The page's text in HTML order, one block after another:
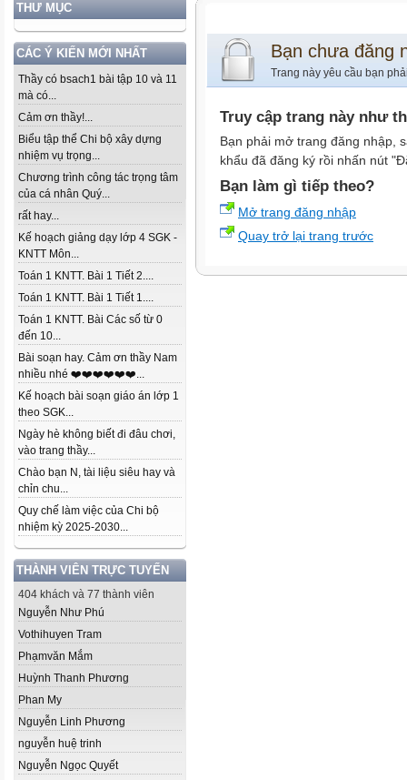
THƯ MỤC
CÁC Ý KIẾN MỚI NHẤT
Thầy có bsach1 bài tập 10 và 11
mà có...
Cảm ơn thầy!...
Biểu tập thể Chi bộ xây dựng
nhiệm vụ trọng...
Chương trình công tác trọng tâm
của cá nhân Quý...
rất hay...
Kế hoạch giảng dạy lớp 4 SGK -
KNTT Môn...
Toán 1 KNTT. Bài 1 Tiết 2....
Toán 1 KNTT. Bài 1 Tiết 1....
Toán 1 KNTT. Bài Các số từ 0
đến 10...
Bài soạn hay. Cảm ơn thầy Nam
nhiều nhé ❤️❤️❤️❤️❤️❤️...
Kế hoạch bài soạn giáo án lớp 1
theo SGK...
Ngày hè không biết đi đâu chơi,
vào trang thầy...
Chào bạn N, tài liệu siêu hay và
chỉn chu...
Quy chế làm việc của Chi bộ
nhiệm kỳ 2025-2030...
THÀNH VIÊN TRỰC TUYẾN
404 khách và 77 thành viên
Nguyễn Như Phú
Vothihuyen Tram
Phạmvăn Mắm
Huỳnh Thanh Phương
Phan My
Nguyễn Linh Phương
nguyễn huệ trinh
Nguyễn Ngọc Quyết
Bạn chưa đăng
Trang này yêu cầu bạn
Truy cập trang này như
Bạn phải mở trang đăng nhập,
khẩu đã đăng ký rồi nhấn nút
Bạn làm gì tiếp theo?
Mở trang đăng nhập
Quay trở lại trang trước